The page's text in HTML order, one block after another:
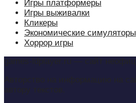
Игры платформеры
Игры выживалки
Кликеры
Экономические симуляторы
Хоррор игры